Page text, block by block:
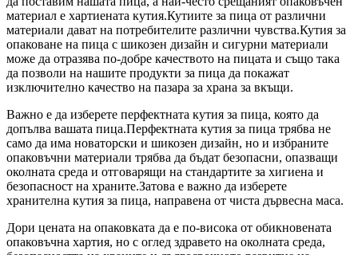
материал е хартиената кутия.Кутиите за пица от различни
материали дават на потребителите различни чувства.Кутия за
опаковане на пица с шикозен дизайн и сигурни материали
може да отразява по-добре качеството на пицата и също така
да позволи на нашите продукти за пица да покажат
изключително качество на пазара за храна за вкъщи.
Важно е да изберете перфектната кутия за пица, която да
допълва вашата пица.Перфектната кутия за пица трябва не
само да има новаторски и шикозен дизайн, но и избраните
опаковъчни материали трябва да бъдат безопасни, опазващи
околната среда и отговарящи на стандартите за хигиена и
безопасност на храните.Затова е важно да изберете
хранителна кутия за пица, направена от чиста дървесна маса.
Дори цената на опаковката да е по-висока от обикновената
опаковъчна хартия, но с оглед здравето на околната среда,